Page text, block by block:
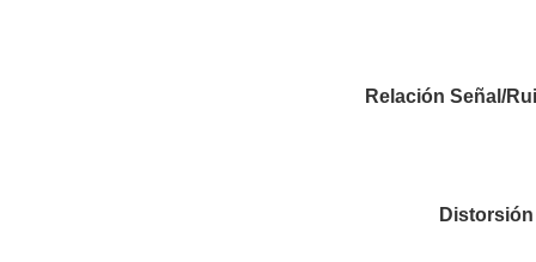
Relación Señal/
Distorsión